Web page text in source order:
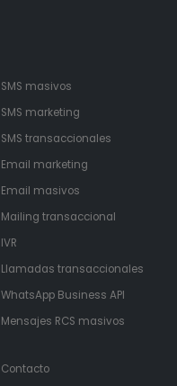
SMS masivos
SMS marketing
SMS transaccionales
Email marketing
Email masivos
Mailing transaccional
IVR
Llamadas transaccionales
WhatsApp Business API
Mensajes RCS masivos
Contacto